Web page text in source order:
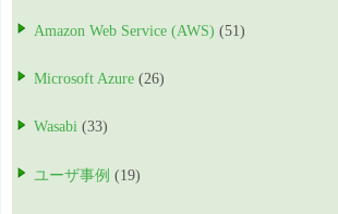
Amazon Web Service (AWS) (51)
Microsoft Azure (26)
Wasabi (33)
ユーザ事例 (19)